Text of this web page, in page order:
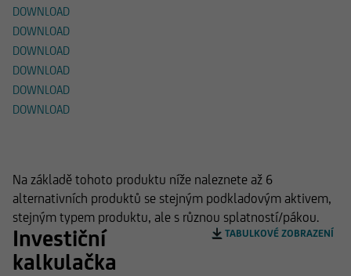
DOWNLOAD
DOWNLOAD
DOWNLOAD
DOWNLOAD
DOWNLOAD
DOWNLOAD
Na základě tohoto produktu níže naleznete až 6
alternativních produktů se stejným podkladovým aktivem,
stejným typem produktu, ale s různou splatností/pákou.
Investiční
kalkulačka
TABULKOVÉ ZOBRAZENÍ